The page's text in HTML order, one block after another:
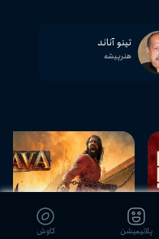
تینو آناند
هنرپیشه
پلانیمیشن کاوش